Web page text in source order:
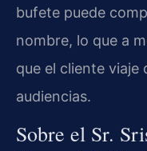
bufete puede
nombre, lo que a
que el cliente viaje
audiencias.
Sobre el Sr.